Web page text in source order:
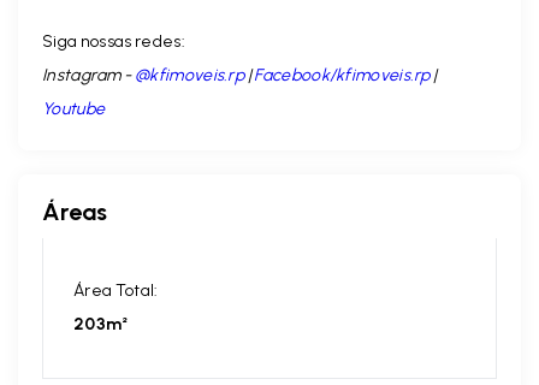
Siga nossas redes:
Instagram -@kfimoveis.rp|Facebook/kfimoveis.rp|
Youtube
Áreas
Área Total:
203m²